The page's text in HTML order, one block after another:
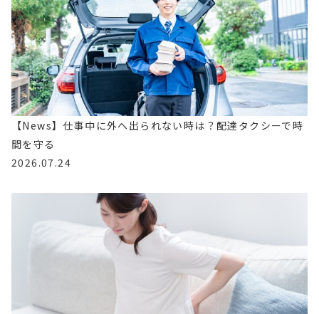
【News】仕事中に外へ出られない時は？配達タクシーで時
間を守る
2026.07.24